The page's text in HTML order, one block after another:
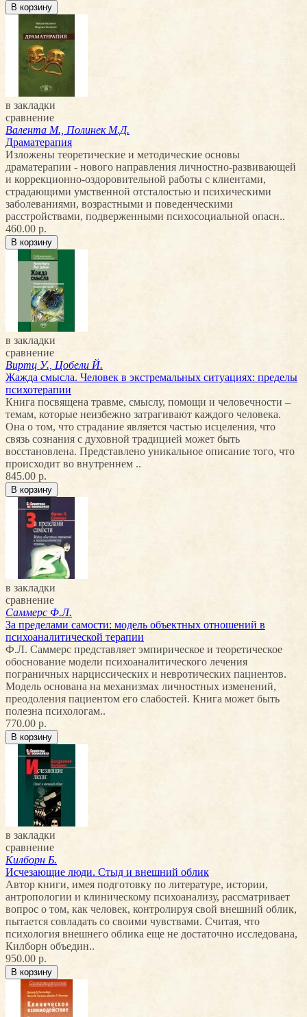
в закладки
сравнение
Валента М., Полинек М.Д.
Драматерапия
Изложены теоретические и методические основы
драматерапии - нового направления личностно-развивающей
и коррекционно-оздоровительной работы с клиентами,
страдающими умственной отсталостью и психическими
заболеваниями, возрастными и поведенческими
расстройствами, подверженными психосоциальной опасн..
460.00 р.
в закладки
сравнение
Виртц У., Цобели Й.
Жажда смысла. Человек в экстремальных ситуациях: пределы
психотерапии
Книга посвящена травме, смыслу, помощи и человечности –
темам, которые неизбежно затрагивают каждого человека.
Она о том, что страдание является частью исцеления, что
связь сознания с духовной традицией может быть
восстановлена. Представлено уникальное описание того, что
происходит во внутреннем ..
845.00 р.
в закладки
сравнение
Саммерс Ф.Л.
За пределами самости: модель объектных отношений в
психоаналитической терапии
Ф.Л. Саммерс представляет эмпирическое и теоретическое
обоснование модели психоаналитического лечения
пограничных нарциссических и невротических пациентов.
Модель основана на механизмах личностных изменений,
преодоления пациентом его слабостей. Книга может быть
полезна психологам..
770.00 р.
в закладки
сравнение
Килборн Б.
Исчезающие люди. Стыд и внешний облик
Автор книги, имея подготовку по литературе, истории,
антропологии и клиническому психоанализу, рассматривает
вопрос о том, как человек, контролируя свой внешний облик,
пытается совладать со своими чувствами. Считая, что
психология внешнего облика еще не достаточно исследована,
Килборн объедин..
950.00 р.